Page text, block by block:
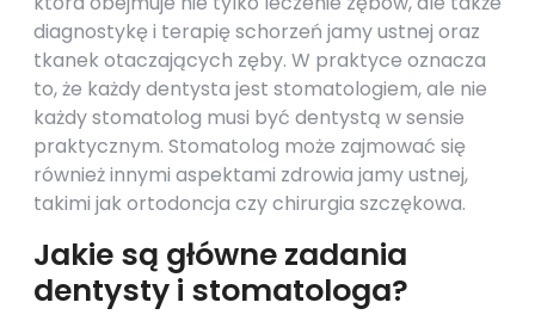
diagnostykę i terapię schorzeń jamy ustnej oraz
tkanek otaczających zęby. W praktyce oznacza
to, że każdy dentysta jest stomatologiem, ale nie
każdy stomatolog musi być dentystą w sensie
praktycznym. Stomatolog może zajmować się
również innymi aspektami zdrowia jamy ustnej,
takimi jak ortodoncja czy chirurgia szczękowa.
Jakie są główne zadania
dentysty i stomatologa?